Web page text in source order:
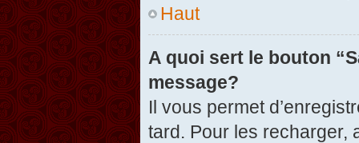
Haut
A quoi sert le bouton
message?
Il vous permet
tard. Pour les recharger,